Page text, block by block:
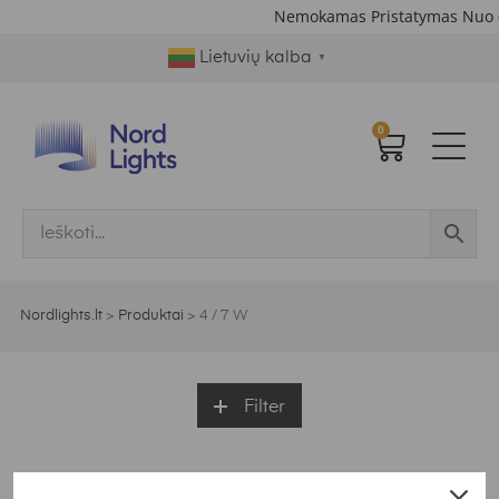
Nemokamas Pristatymas Nuo
Lietuvių kalba ▼
0
Nordlights.lt > Produktai > 4 / 7 W
Filter